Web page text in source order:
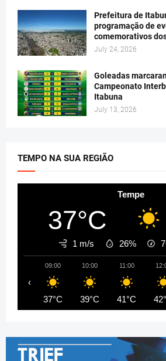
Prefeitura de
programação de
comemorativos
July 24, 2026
Goleadas
Campeonato
Itabuna
July 13, 2026
TEMPO NA SUA REGIÃO
Tempe
37°C
1 m/s 26%
09:00
37°C
10:00
39°C
11:00
41°C
‹